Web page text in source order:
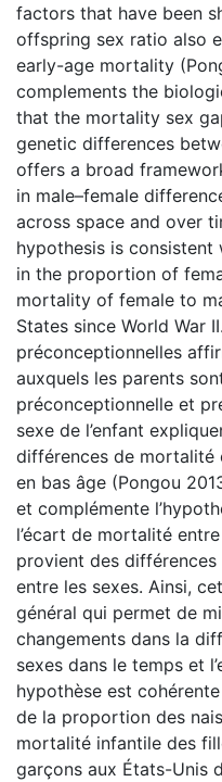
factors that have been
offspring sex ratio also
early-age mortality
complements the
that the mortality sex
genetic differences
offers a broad
in male–female
across space and over
hypothesis is
in the proportion of
mortality of female to
States since World War
préconceptionnelles
auxquels les parents
préconceptionnelle et
sexe de l’enfant
différences de mortalité
en bas âge (Pongou
et complémente
l’écart de mortalité
provient des
entre les sexes. Ainsi,
général qui permet de
changements dans la
sexes dans le temps et
hypothèse est
de la proportion des
mortalité infantile des
garçons aux États-Unis